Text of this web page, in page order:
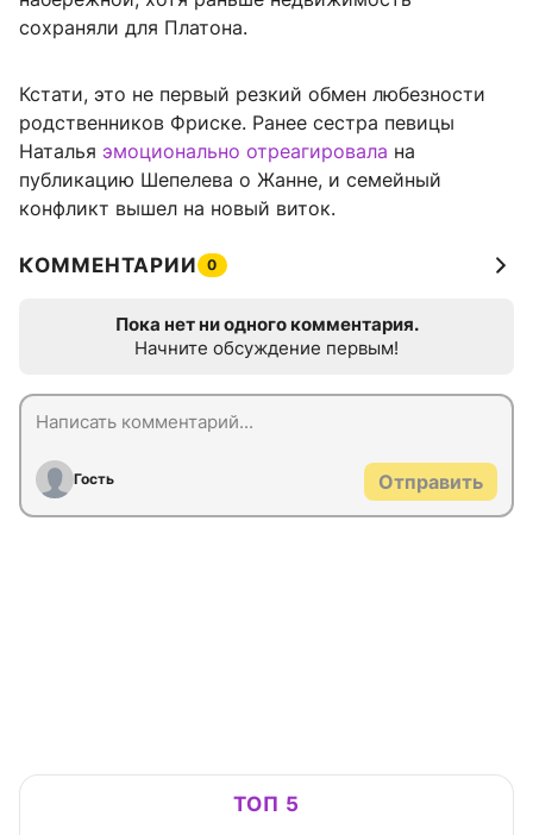
сохраняли для Платона.
Кстати, это не первый резкий обмен любезности
родственников Фриске. Ранее сестра певицы
Наталья эмоционально отреагировала на
публикацию Шепелева о Жанне, и семейный
конфликт вышел на новый виток.
КОММЕНТАРИИ 0
Пока нет ни одного комментария.
Начните обсуждение первым!
Гость Отправить
ТОП 5